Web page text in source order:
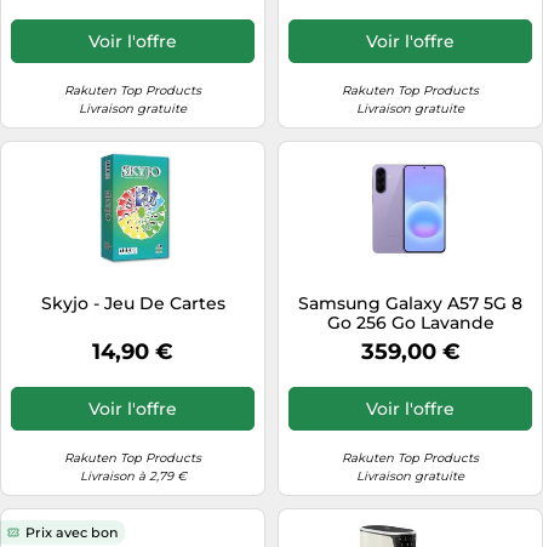
Voir l'offre
Rakuten Top Products
Livraison gratuite
Voir l'offre
Rakuten Top Products
Livraison gratuite
Skyjo - Jeu De Cartes
14,90 €
Voir l'offre
Rakuten Top Products
Livraison à 2,79 €
Samsung Galaxy A57 5G 8
Go 256 Go Lavande
359,00 €
Voir l'offre
Rakuten Top Products
Livraison gratuite
Prix avec bon